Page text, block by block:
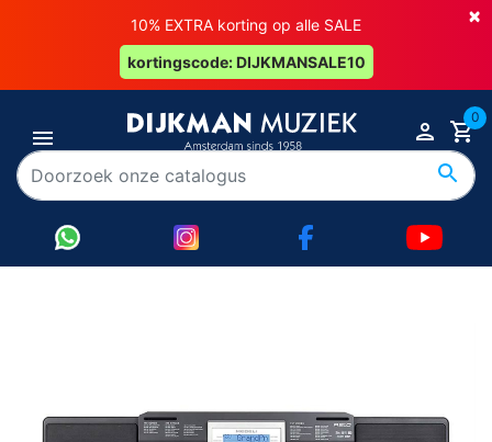
×
10% EXTRA korting op alle SALE
kortingscode: DIJKMANSALE10
0